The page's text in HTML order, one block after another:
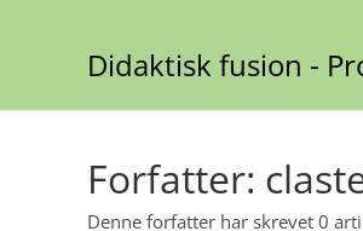
Didaktisk fusion -
Forfatter:
Denne forfatter har skrevet 0